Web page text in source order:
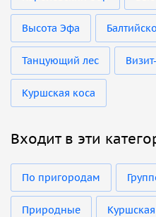
Высота Эфа
Танцующий лес
Куршская коса
Входит в эти
По пригородам
Природные